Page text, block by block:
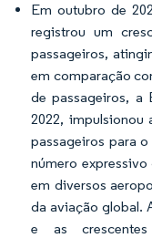
Em outubro de
registrou um
passageiros,
em comparação
de passageiros, a
2022, impulsionou
passageiros para
número
em diversos
da aviação global.
e as